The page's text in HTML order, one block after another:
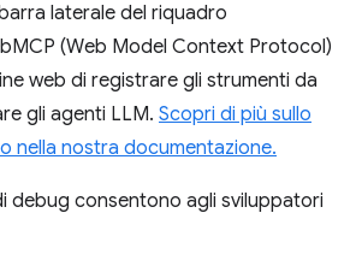
laterale del riquadro
(Web Model Context Protocol)
web di registrare gli strumenti da
gli agenti LLM. Scopri di più sullo
nella nostra documentazione.
debug consentono agli sviluppatori